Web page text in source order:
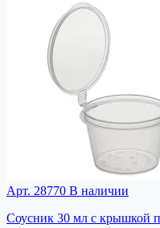
Арт. 28770 В наличии
Соусник 30 мл с крышкой